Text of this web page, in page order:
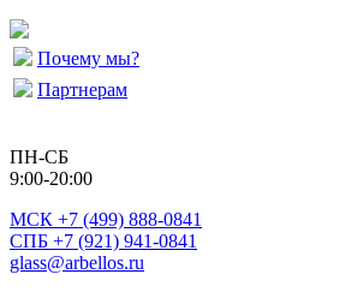
Почему мы?
Партнерам
ПН-СБ
9:00-20:00
МСК +7 (499) 888-0841
СПБ +7 (921) 941-0841
glass@arbellos.ru